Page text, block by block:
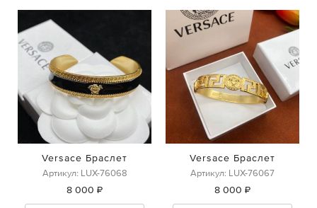
Versace Браслет
Артикул: LUX-76068
8 000 ₽
Versace Браслет
Артикул: LUX-76067
8 000 ₽